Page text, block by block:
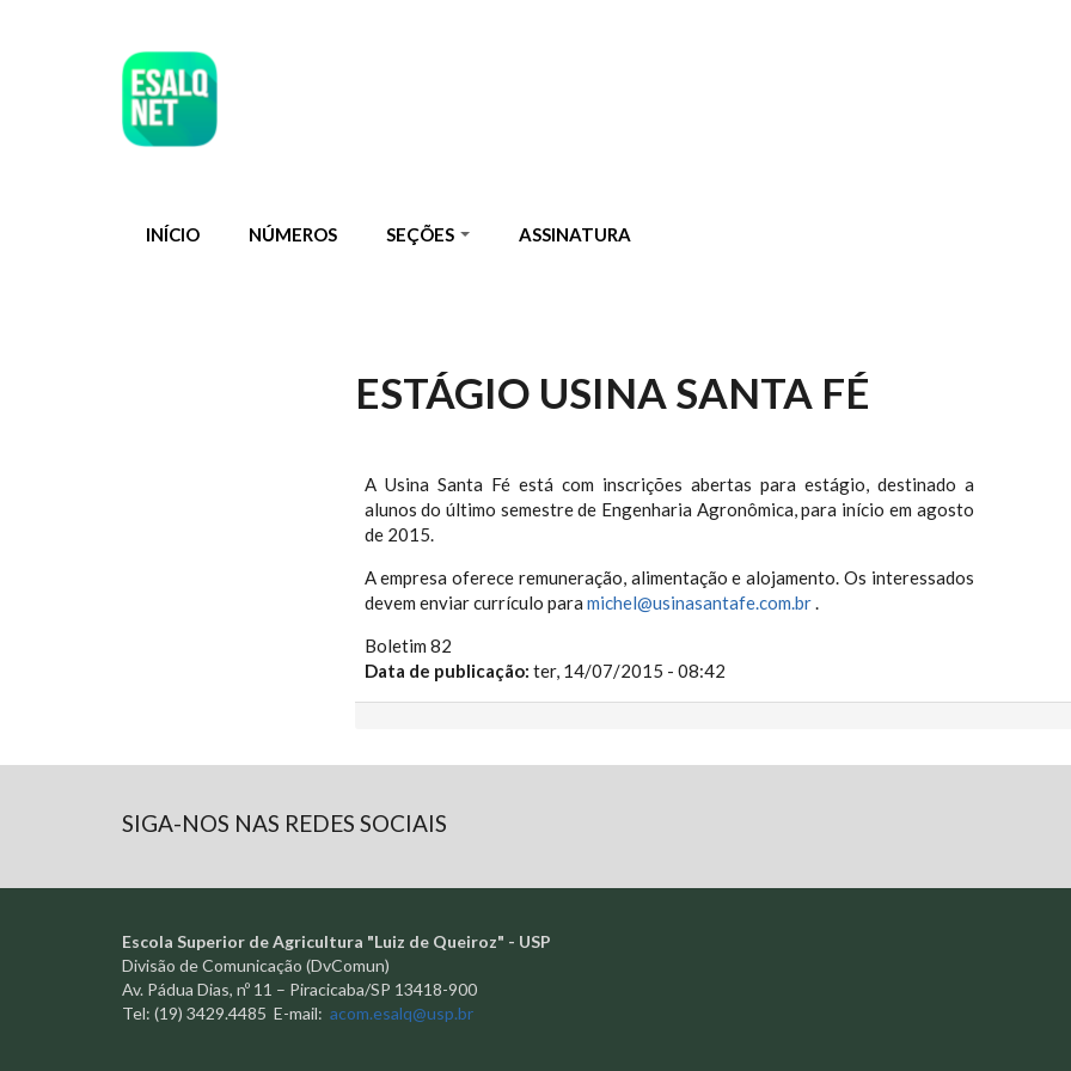
INÍCIO NÚMEROS SEÇÕES ASSINATURA
ESTÁGIO USINA SANTA FÉ
A Usina Santa Fé está com inscrições abertas para estágio, destinado a
alunos do último semestre de Engenharia Agronômica, para início em agosto
de 2015.
A empresa oferece remuneração, alimentação e alojamento. Os interessados
devem enviar currículo para michel@usinasantafe.com.br.
Boletim 82
Data de publicação: ter, 14/07/2015 - 08:42
SIGA-NOS NAS REDES SOCIAIS
Escola Superior de Agricultura "Luiz de Queiroz" - USP
Divisão de Comunicação (DvComun)
Av. Pádua Dias, nº 11 – Piracicaba/SP 13418-900
Tel: (19) 3429.4485 E-mail: acom.esalq@usp.br